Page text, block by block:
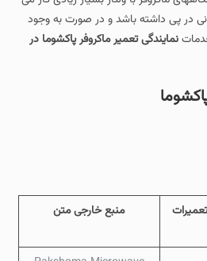
در پی داشته باشد و در صورت به وجود
نمایندگی تعمیر ماکروفر پاکشوما در
منبع خارجی متن